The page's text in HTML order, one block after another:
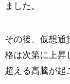
ました。
その後、仮想通
格は次第に上昇
超える高騰が起